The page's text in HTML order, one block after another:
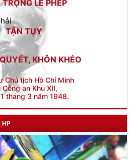
KHÔN KHÉO
Chủ tịch Hồ Chí Minh
an Khu XII,
tháng 3 năm 1948.
HP